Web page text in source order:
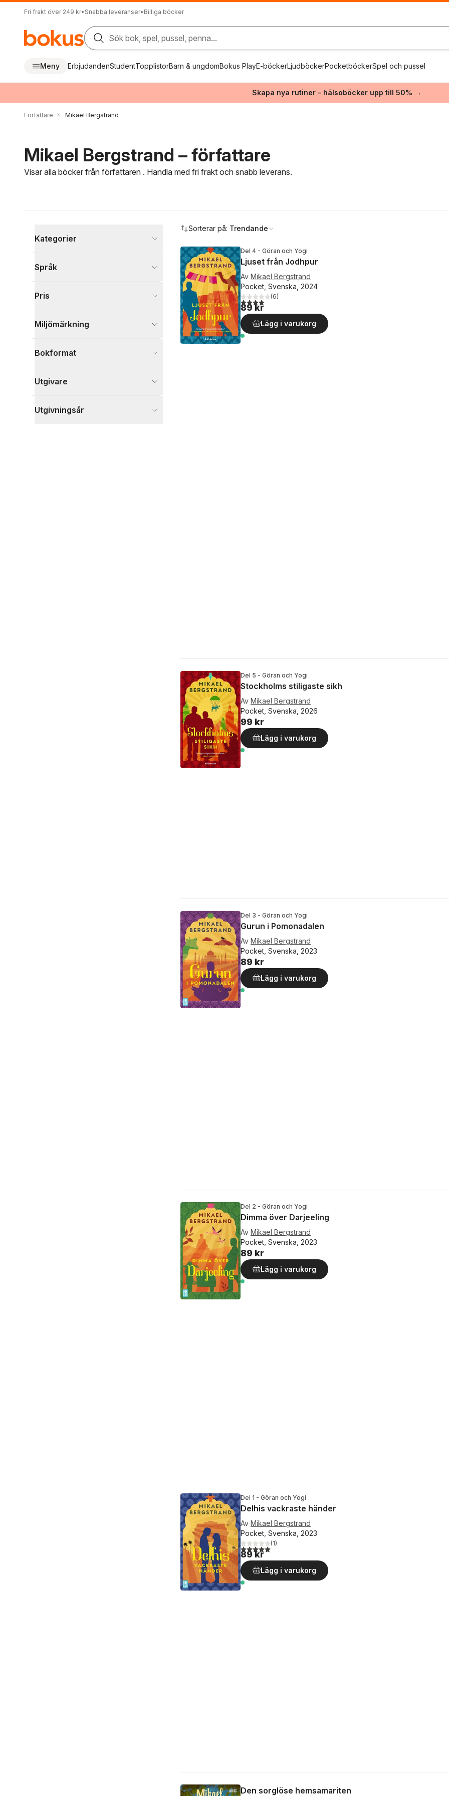
Fri frakt över 249 kr• Snabba leveranser• Billiga böcker
Sök bok, spel, pussel, penna...
Meny ErbjudandenStudentTopplistorBarn & ungdomBokus PlayE-böckerLjudböckerPocketböckerSpel och pussel
Skapa nya rutiner – hälsoböcker upp till 50% →
Författare Mikael Bergstrand
Mikael Bergstrand – författare
Visar alla böcker från författaren . Handla med fri frakt och snabb leverans.
Kategorier
Visa fler
Språk
Pris
Miljömärkning
Bokformat
Utgivare
Utgivningsår
Sorterar på: Trendande
Del 4 - Göran och Yogi
Ljuset från Jodhpur
Av Mikael Bergstrand
Pocket, Svenska, 2024
4,0utav 5 stjärnor. Totalt antal röster:
(6)
89 kr
Lägg i varukorg
Del 5 - Göran och Yogi
Stockholms stiligaste sikh
Av Mikael Bergstrand
Pocket, Svenska, 2026
99 kr
Lägg i varukorg
Del 3 - Göran och Yogi
Gurun i Pomonadalen
Av Mikael Bergstrand
Pocket, Svenska, 2023
89 kr
Lägg i varukorg
Del 2 - Göran och Yogi
Dimma över Darjeeling
Av Mikael Bergstrand
Pocket, Svenska, 2023
89 kr
Lägg i varukorg
Del 1 - Göran och Yogi
Delhis vackraste händer
Av Mikael Bergstrand
Pocket, Svenska, 2023
5,0utav 5 stjärnor. Totalt antal röster:
(1)
89 kr
Lägg i varukorg
Den sorglöse hemsamariten